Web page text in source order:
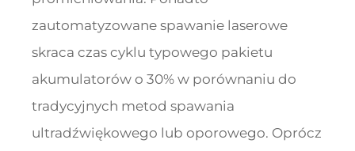
zautomatyzowane spawanie laserowe
skraca czas cyklu typowego pakietu
akumulatorów o 30% w porównaniu do
tradycyjnych metod spawania
ultradźwiękowego lub oporowego. Oprócz